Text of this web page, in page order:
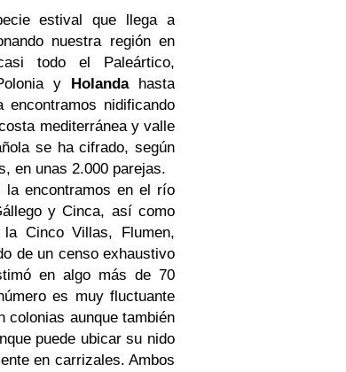
estival que llega a
nuestra región en
todo el Paleártico,
y Holandahasta
nidificando
mediterránea y valle
se ha cifrado, según
en unas 2.000 parejas.
la encontramos en el río
y Cinca, así como
Cinco Villas, Flumen,
de un censo exhaustivo
en algo más de 70
es muy fluctuante
colonias aunque también
puede ubicar su nido
en carrizales. Ambos